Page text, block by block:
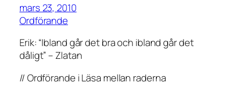
mars 23, 2010
Ordförande
Erik: “Ibland går det bra och ibland går det
dåligt” – Zlatan
// Ordförande i Läsa mellan raderna